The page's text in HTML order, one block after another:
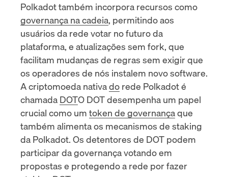
Polkadot também incorpora recursos como
governança na cadeia, permitindo aos
usuários da rede votar no futuro da
plataforma, e atualizações sem fork, que
facilitam mudanças de regras sem exigir que
os operadores de nós instalem novo software.
A criptomoeda nativado rede Polkadot é
chamada DOTO DOT desempenha um papel
crucial como um token de governançaque
também alimenta os mecanismos de staking
da Polkadot. Os detentores de DOT podem
participar da governança votando em
propostas e protegendo a rede porfazer